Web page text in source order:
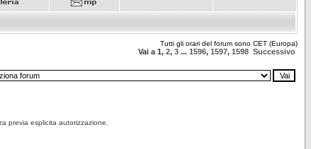
Tutti gli orari del forum sono CET (Europa)
Vai a 1, 2, 3 ... 1596, 1597, 1598 Successivo
previa esplicita autorizzazione.